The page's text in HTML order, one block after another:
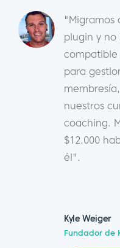
"Migramos
plugin y no
compatible
para
nuestros
coaching.
$12.000
él".
Kyle Weiger
Fundador de